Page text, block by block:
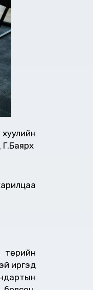
хуулийн
төрийн
иргэд